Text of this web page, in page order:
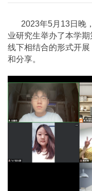
2023年5月13日晚
业研究生举办了本学
线下相结合的形式开
和分享。